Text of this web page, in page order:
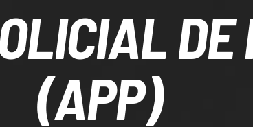
DE
(APP)